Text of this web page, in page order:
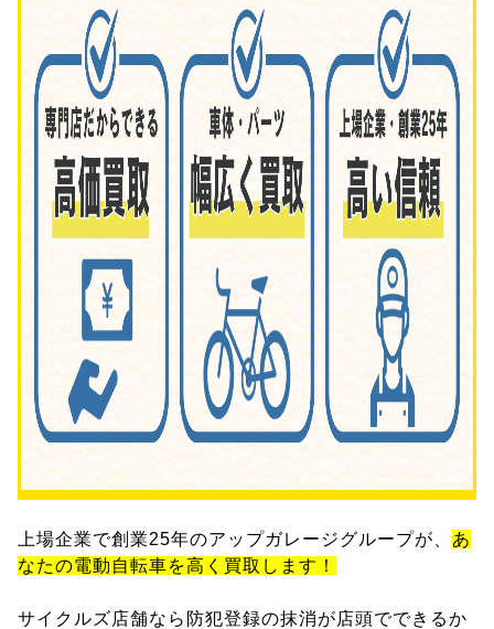
上場企業で創業25年のアップガレージグループが、 あ
なたの電動自転車を高く買取します！
サイクルズ店舗なら防犯登録の抹消が店頭でできるか